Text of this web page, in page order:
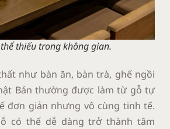
thiếu trong không gian.
như bàn ăn, bàn trà, ghế ngồi
Bản thường được làm từ gỗ tự
đơn giản nhưng vô cùng tinh tế.
có thể dễ dàng trở thành tâm